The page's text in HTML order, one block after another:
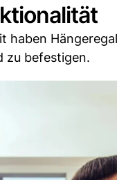
zu befestigen.